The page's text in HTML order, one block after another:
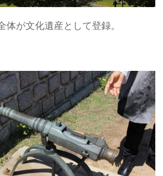
体が文化遺産として登録。